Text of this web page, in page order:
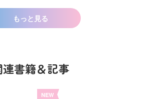
もっと見る
連書籍＆記事
NEW